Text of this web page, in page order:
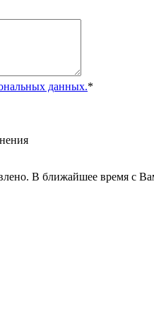
данных.*
В ближайшее время с